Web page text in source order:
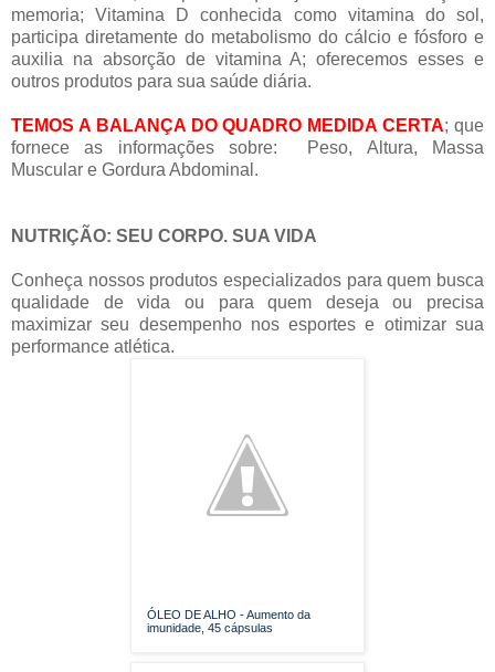
memoria; Vitamina D conhecida como vitamina do sol,
participa diretamente do metabolismo do cálcio e fósforo e
auxilia na absorção de vitamina A; oferecemos esses e
outros produtos para sua saúde diária.
TEMOS A BALANÇA DO QUADRO MEDIDA CERTA; que
fornece as informações sobre: Peso, Altura, Massa
Muscular e Gordura Abdominal.
NUTRIÇÃO: SEU CORPO. SUA VIDA
Conheça nossos produtos especializados para quem busca
qualidade de vida ou para quem deseja ou precisa
maximizar seu desempenho nos esportes e otimizar sua
performance atlética.
ÓLEO DE ALHO - Aumento da
imunidade, 45 cápsulas